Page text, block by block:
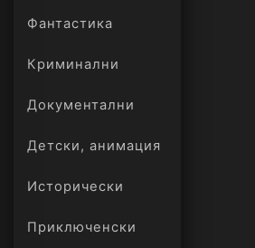
Фантастика
Криминални
Документални
Детски, анимация
Исторически
Приключенски